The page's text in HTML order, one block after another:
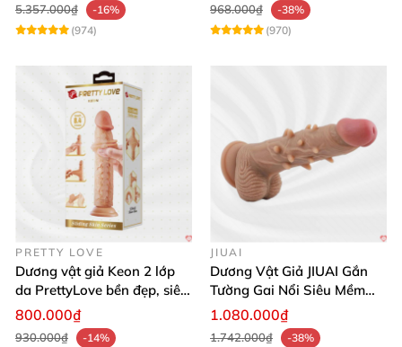
5.357.000₫
-16%
(974)
968.000₫
-38%
(970)
PRETTY LOVE
Dương vật giả Keon 2 lớp
da PrettyLove bền đẹp, siêu
mềm mại
800.000₫
930.000₫ -14%
JIUAI
Dương Vật Giả JIUAI Gắn
Tường Gai Nổi Siêu Mềm
Thoải Mái Mua Ngay
1.080.000₫
1.742.000₫ -38%